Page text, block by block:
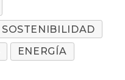
SOSTENIBILIDAD
ENERGÍA